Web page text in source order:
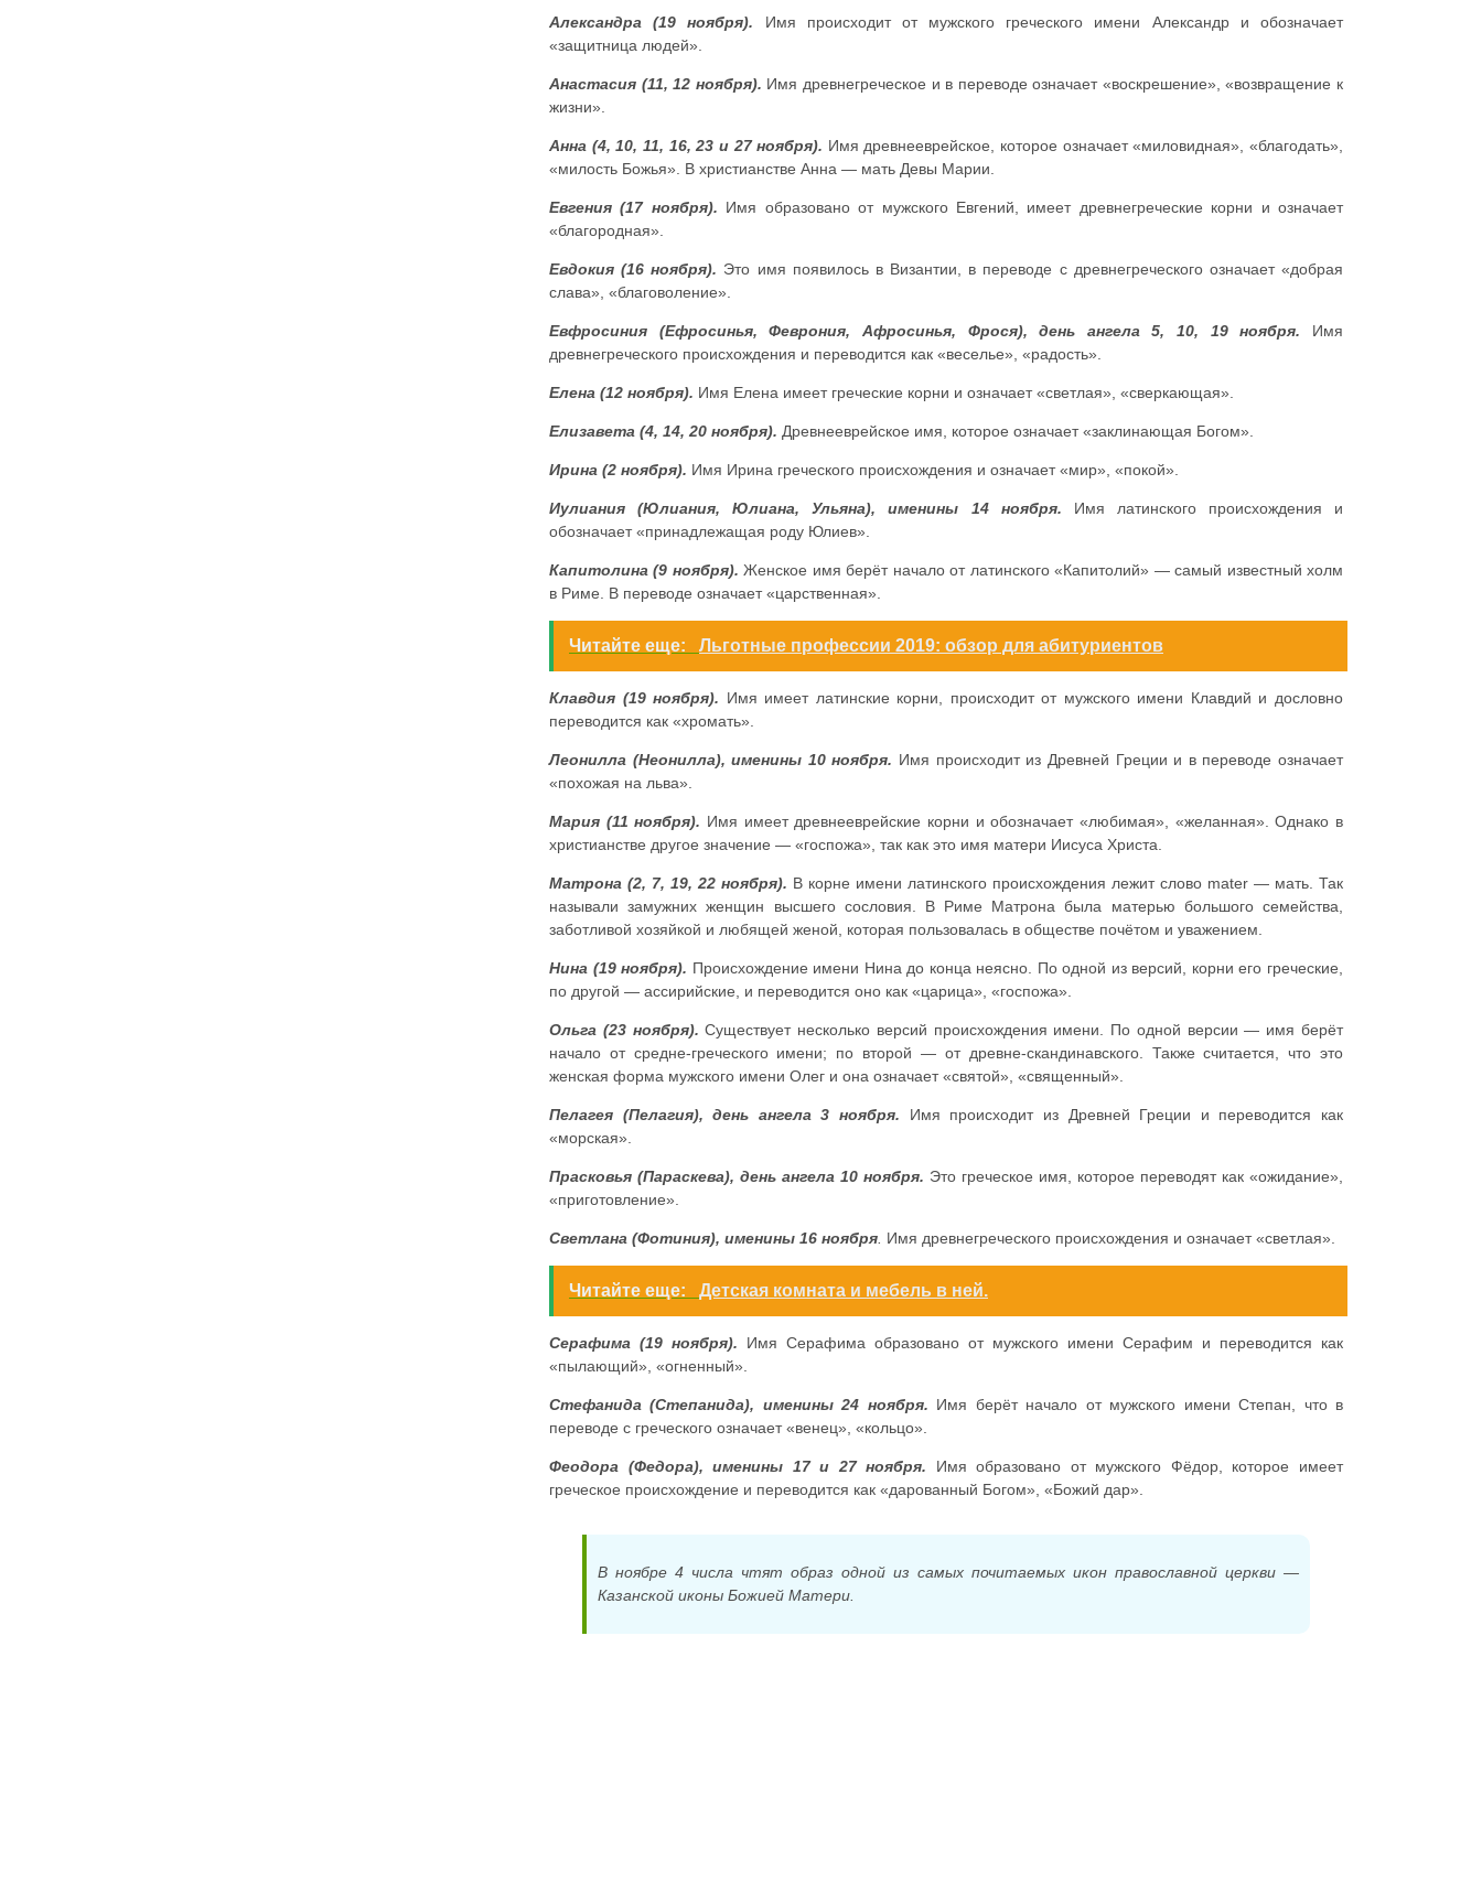
Александра (19 ноября).
Имя происходит от мужского греческого имени Александр и обозначает
«защитница людей».
Анастасия (11, 12 ноября). Имя древнегреческое и в переводе означает «воскрешение», «возвращение к
жизни».
Анна (4, 10, 11, 16, 23 и 27 ноября). Имя древнееврейское, которое означает «миловидная», «благодать»,
«милость Божья». В христианстве Анна — мать Девы Марии.
Евгения (17 ноября). Имя образовано от мужского Евгений, имеет древнегреческие корни и означает
«благородная».
Евдокия (16 ноября). Это имя появилось в Византии, в переводе с древнегреческого означает «добрая
слава», «благоволение».
Евфросиния (Ефросинья, Феврония, Афросинья, Фрося), день ангела 5, 10, 19 ноября.
Имя
древнегреческого происхождения и переводится как «веселье», «радость».
Елена (12 ноября). Имя Елена имеет греческие корни и означает «светлая», «сверкающая».
Елизавета (4, 14, 20 ноября). Древнееврейское имя, которое означает «заклинающая Богом».
Ирина (2 ноября). Имя Ирина греческого происхождения и означает «мир», «покой».
Иулиания (Юлиания, Юлиана, Ульяна), именины 14 ноября.
Имя латинского происхождения и
обозначает «принадлежащая роду Юлиев».
Капитолина (9 ноября).Женское имя берёт начало от латинского «Капитолий» — самый известный холм
в Риме. В переводе означает «царственная».
Читайте еще: Льготные профессии 2019: обзор для абитуриентов
Клавдия (19 ноября). Имя имеет латинские корни, происходит от мужского имени Клавдий и дословно
переводится как «хромать».
Леонилла (Неонилла), именины 10 ноября. Имя происходит из Древней Греции и в переводе означает
«похожая на льва».
Мария (11 ноября). Имя имеет древнееврейские корни и обозначает «любимая», «желанная». Однако в
христианстве другое значение — «госпожа», так как это имя матери Иисуса Христа.
Матрона (2, 7, 19, 22 ноября). В корне имени латинского происхождения лежит слово mater — мать. Так
называли замужних женщин высшего сословия. В Риме Матрона была матерью большого семейства,
заботливой хозяйкой и любящей женой, которая пользовалась в обществе почётом и уважением.
Нина (19 ноября). Происхождение имени Нина до конца неясно. По одной из версий, корни его греческие,
по другой — ассирийские, и переводится оно как «царица», «госпожа».
Ольга (23 ноября).Существует несколько версий происхождения имени. По одной версии — имя берёт
начало от средне-греческого имени; по второй — от древне-скандинавского. Также считается, что это
женская форма мужского имени Олег и она означает «святой», «священный».
Пелагея (Пелагия), день ангела 3 ноября. Имя происходит из Древней Греции и переводится как
«морская».
Прасковья (Параскева), день ангела 10 ноября. Это греческое имя, которое переводят как «ожидание»,
«приготовление».
Светлана (Фотиния), именины 16 ноября Имя древнегреческого происхождения и означает «светлая».
Читайте еще: Детская комната и мебель в ней.
Серафима (19 ноября).
Имя Серафима образовано от мужского имени Серафим и переводится как
«пылающий», «огненный».
Стефанида (Степанида), именины 24 ноября. Имя берёт начало от мужского имени Степан, что в
переводе с греческого означает «венец», «кольцо».
Феодора (Федора), именины 17 и 27 ноября. Имя образовано от мужского Фёдор, которое имеет
греческое происхождение и переводится как «дарованный Богом», «Божий дар».
В ноябре 4 числа чтят образ одной из самых почитаемых икон православной церкви —
Казанской иконы Божией Матери.